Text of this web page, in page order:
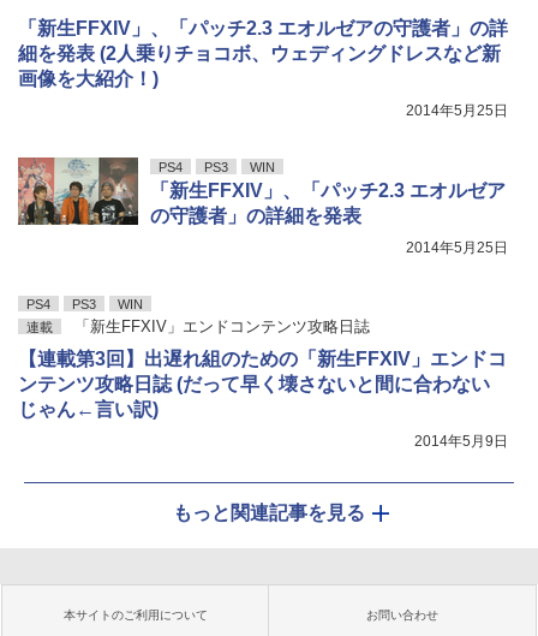
「新生FFXIV」、「パッチ2.3 エオルゼアの守護者」の詳
細を発表 (2人乗りチョコボ、ウェディングドレスなど新
画像を大紹介！)
2014年5月25日
PS4 PS3 WIN
「新生FFXIV」、「パッチ2.3 エオルゼア
の守護者」の詳細を発表
2014年5月25日
PS4 PS3
WIN
連載
「新生FFXIV」エンドコンテンツ攻略日誌
【連載第3回】出遅れ組のための「新生FFXIV」エンドコ
ンテンツ攻略日誌 (だって早く壊さないと間に合わない
じゃん←言い訳)
2014年5月9日
もっと関連記事を見る
本サイトのご利用について お問い合わせ